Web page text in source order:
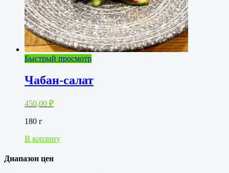
Быстрый просмотр
Чабан-салат
450,00 ₽
180 г
В корзину
Диапазон цен